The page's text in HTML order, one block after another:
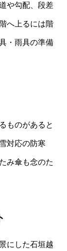
や勾配、段差
へ上るには階
・雨具の準備
ものがあると
対応の防寒
み傘も念のた
にした石垣越